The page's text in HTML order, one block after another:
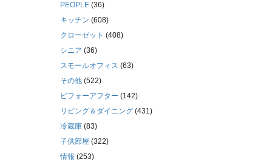
PEOPLE (36)
キッチン (608)
クローゼット (408)
シニア (36)
スモールオフィス (63)
その他 (522)
ビフォーアフター (142)
リビング＆ダイニング (431)
冷蔵庫 (83)
子供部屋 (322)
情報 (253)